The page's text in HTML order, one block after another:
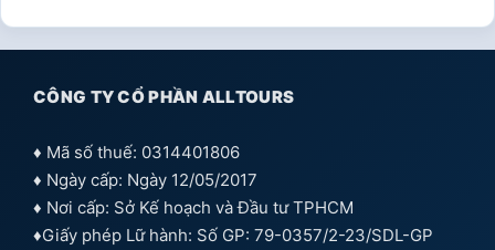
CÔNG TY CỔ PHẦN ALLTOURS
♦ Mã số thuế: 0314401806
♦ Ngày cấp: Ngày 12/05/2017
♦ Nơi cấp: Sở Kế hoạch và Đầu tư TPHCM
♦Giấy phép Lữ hành: Số GP: 79-0357/2-23/SDL-GP